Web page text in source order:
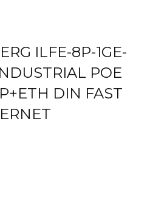
ILFE-8P-1GE-
POE
DIN FAST